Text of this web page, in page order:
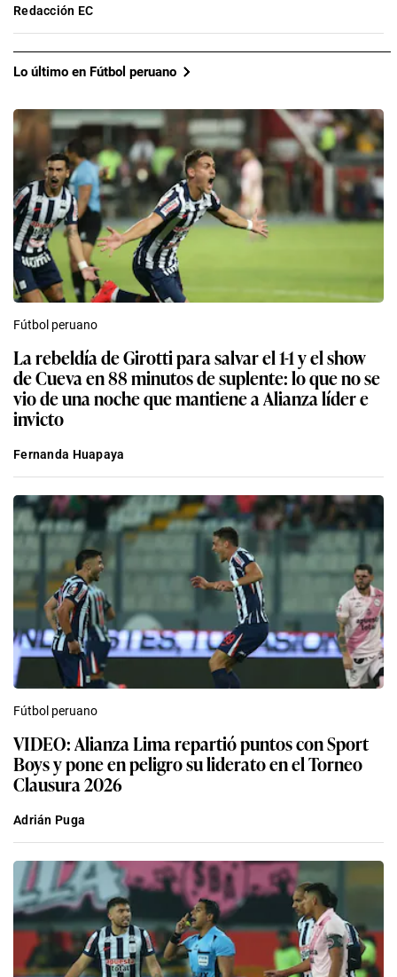
Redacción EC
Lo último en Fútbol peruano
Fútbol peruano
La rebeldía de Girotti para salvar el 1-1 y el show
de Cueva en 88 minutos de suplente: lo que no se
vio de una noche que mantiene a Alianza líder e
invicto
Fernanda Huapaya
Fútbol peruano
VIDEO: Alianza Lima repartió puntos con Sport
Boys y pone en peligro su liderato en el Torneo
Clausura 2026
Adrián Puga